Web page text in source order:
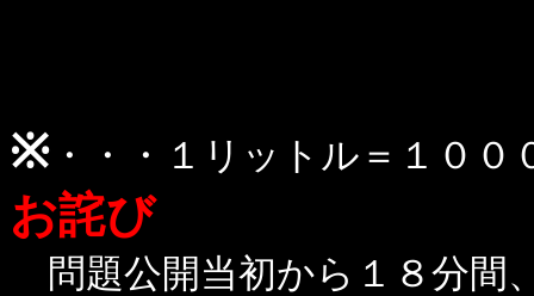
※ ・・・１リットル＝１００
お詫び
問題公開当初から１８分間